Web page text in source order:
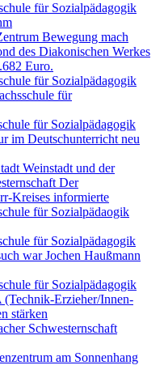
für Sozialpädagogik
Bewegung mach
des Diakonischen Werkes
Euro.
für Sozialpädagogik
für
für Sozialpädagogik
im Deutschunterricht neu
Weinstadt und der
Der
Kreises informierte
für Sozialpädaogik
für Sozialpädagogik
war Jochen Haußmann
für Sozialpädagogik
(Technik-Erzieher/Innen-
stärken
Schwesternschaft
am Sonnenhang